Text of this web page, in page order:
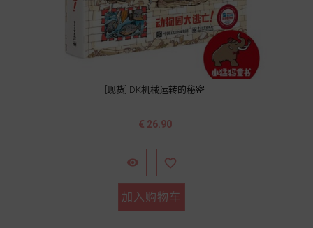
[现货] DK机械运转的秘密
价
€ 26.90
 
加入购物车